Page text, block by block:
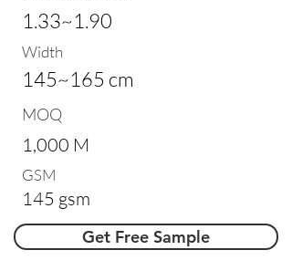
1.33~1.90
Width
145~165 cm
MOQ
1,000 M
GSM
145 gsm
Get Free Sample